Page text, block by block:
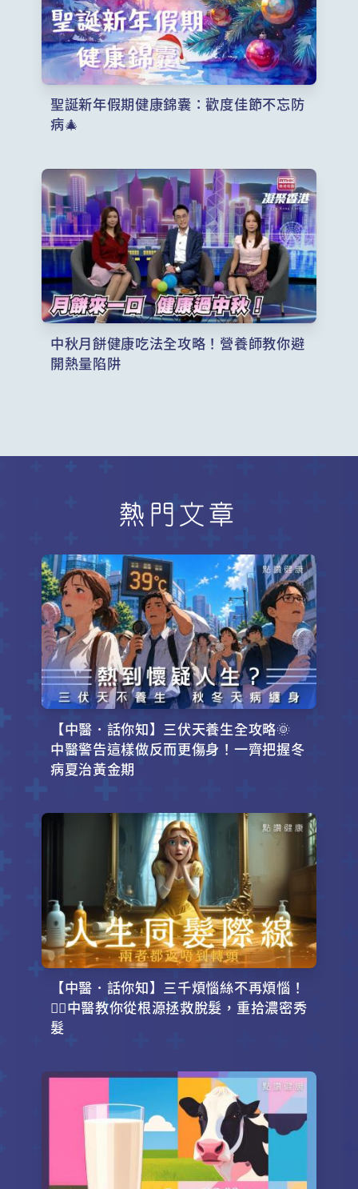
聖誕新年假期健康錦囊：歡度佳節不忘防
病🎄
中秋月餅健康吃法全攻略！營養師教你避
開熱量陷阱
熱門文章
【中醫．話你知】三伏天養生全攻略🌞
中醫警告這樣做反而更傷身！一齊把握冬
病夏治黃金期
【中醫．話你知】三千煩惱絲不再煩惱！
💇‍♂️中醫教你從根源拯救脫髮，重拾濃密秀
髮